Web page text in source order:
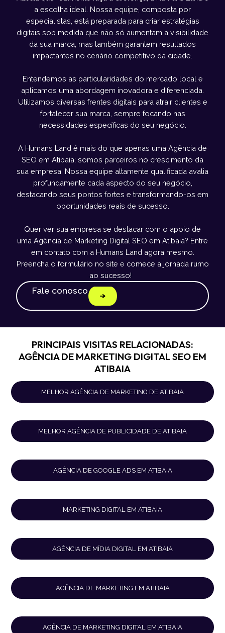
a escolha ideal. Nossa equipe, composta por
especialistas, está preparada para criar estratégias
digitais sob medida que não só aumentam a visibilidade
da sua marca, mas também garantem resultados
impactantes no cenário competitivo da cidade.
Entendemos as particularidades do mercado local e
aplicamos uma abordagem inovadora e diferenciada.
Utilizamos diversas frentes digitais para atrair clientes e
fortalecer sua marca, sempre focando nas
necessidades específicas do seu negócio.
A Humans Land é mais do que apenas uma Agência de
SEO em Atibaia; somos parceiros no crescimento da
sua empresa. Nossa equipe altamente qualificada avalia
profundamente cada aspecto do seu negócio,
destacando seus pontos fortes e transformando-os em
oportunidades reais de sucesso.
Quer ver sua empresa se destacar com o apoio de
uma Agência de Marketing Digital SEO em Atibaia? Entre
em contato com a Humans Land agora mesmo.
Preencha o formulário no site e comece a jornada rumo
ao sucesso!
Fale conosco
PRINCIPAIS VISITAS RELACIONADAS:
AGÊNCIA DE MARKETING DIGITAL SEO EM
ATIBAIA
MELHOR AGÊNCIA DE MARKETING DE ATIBAIA
MELHOR AGÊNCIA DE PUBLICIDADE DE ATIBAIA
AGÊNCIA DE GOOGLE ADS EM ATIBAIA
MARKETING DIGITAL EM ATIBAIA
AGÊNCIA DE MÍDIA DIGITAL EM ATIBAIA
AGÊNCIA DE MARKETING EM ATIBAIA
AGÊNCIA DE MARKETING DIGITAL EM ATIBAIA